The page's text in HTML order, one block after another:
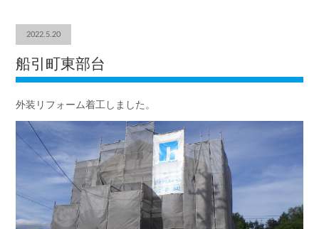
2022.5.20
船引町東部台
外装リフォーム着工しました。